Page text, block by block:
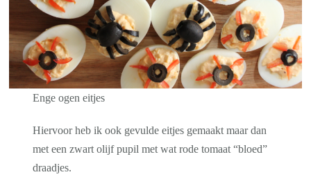
Enge ogen eitjes
Hiervoor heb ik ook gevulde eitjes gemaakt maar dan
met een zwart olijf pupil met wat rode tomaat “bloed”
draadjes.